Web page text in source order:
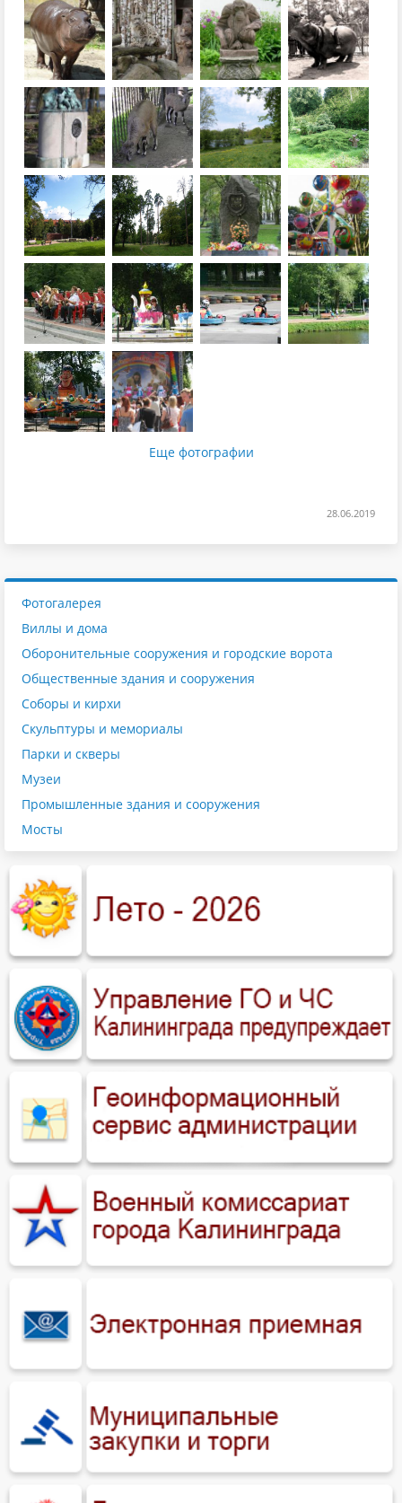
Еще фотографии
28.06.2019
Фотогалерея
Виллы и дома
Оборонительные сооружения и городские ворота
Общественные здания и сооружения
Соборы и кирхи
Скульптуры и мемориалы
Парки и скверы
Музеи
Промышленные здания и сооружения
Мосты